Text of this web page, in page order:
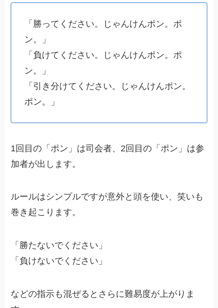
「勝ってください。じゃんけんポン。ポ
ン。」
「負けてください。じゃんけんポン。ポ
ン。」
「引き分けてください。じゃんけんポン。
ポン。」
1回目の「ポン」は司会者、2回目の「ポン」は参
加者が出します。
ルールはシンプルですが意外と頭を使い、笑いも
巻き起こります。
「勝たないでください」
「負けないでください」
などの指示も混ぜるとさらに難易度が上がりま